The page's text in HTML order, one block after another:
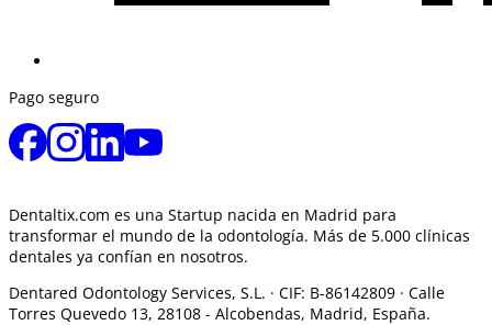
Pago seguro
Dentaltix.com es una Startup nacida en Madrid para
transformar el mundo de la odontología. Más de 5.000 clínicas
dentales ya confían en nosotros.
Dentared Odontology Services, S.L. · CIF: B-86142809 · Calle
Torres Quevedo 13, 28108 - Alcobendas, Madrid, España.